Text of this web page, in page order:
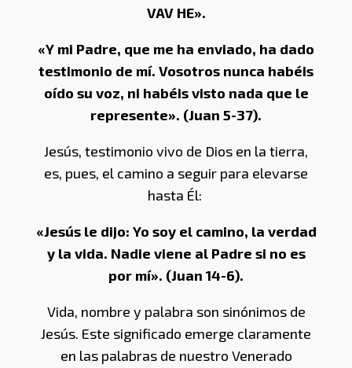
VAV HE».
«Y mi Padre, que me ha enviado, ha dado
testimonio de mí. Vosotros nunca habéis
oído su voz, ni habéis visto nada que le
represente». (Juan 5-37).
Jesús, testimonio vivo de Dios en la tierra,
es, pues, el camino a seguir para elevarse
hasta Él:
«Jesús le dijo: Yo soy el camino, la verdad
y la vida. Nadie viene al Padre si no es
por mí». (Juan 14-6).
Vida, nombre y palabra son sinónimos de
Jesús. Este significado emerge claramente
en las palabras de nuestro Venerado